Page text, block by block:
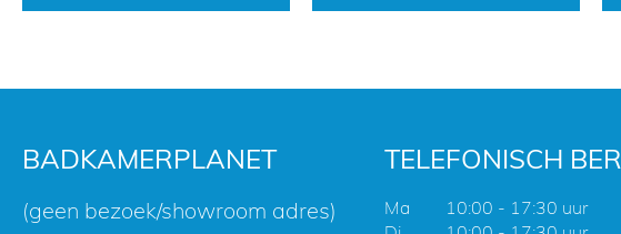
BADKAMERPLANET
(geen bezoek/showroom adres)
TELEFONISCH
Ma
10:00 - 17:30 uur